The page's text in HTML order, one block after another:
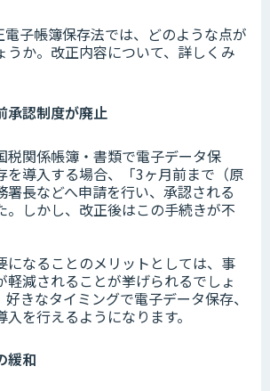
子帳簿保存法では、どのような点が
うか。改正内容について、詳しくみ
承認制度が廃止
税関係帳簿・書類で電子データ保
を導入する場合、「3ヶ月前まで（原
署長などへ申請を行い、承認される
。しかし、改正後はこの手続きが不
になることのメリットとしては、事
軽減されることが挙げられるでしょ
好きなタイミングで電子データ保存、
を行えるようになります。
緩和